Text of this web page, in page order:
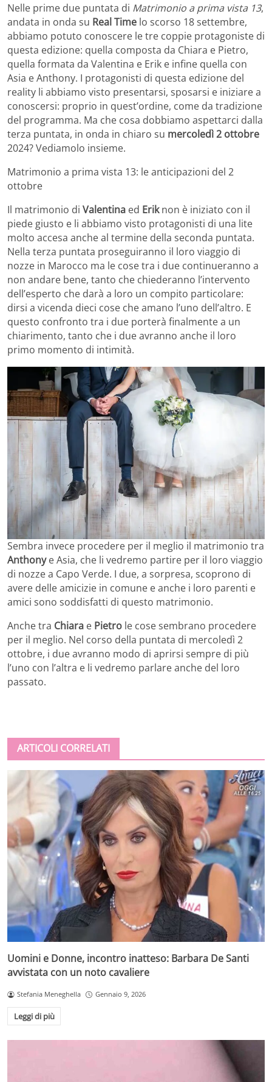
Nelle prime due puntata di Matrimonio a prima vista 13,
andata in onda su Real Time lo scorso 18 settembre,
abbiamo potuto conoscere le tre coppie protagoniste di
questa edizione: quella composta da Chiara e Pietro,
quella formata da Valentina e Erik e infine quella con
Asia e Anthony. I protagonisti di questa edizione del
reality li abbiamo visto presentarsi, sposarsi e iniziare a
conoscersi: proprio in quest’ordine, come da tradizione
del programma. Ma che cosa dobbiamo aspettarci dalla
terza puntata, in onda in chiaro su mercoledì 2 ottobre
2024? Vediamolo insieme.
Matrimonio a prima vista 13: le anticipazioni del 2
ottobre
Il matrimonio di Valentina ed Eriknon è iniziato con il
piede giusto e li abbiamo visto protagonisti di una lite
molto accesa anche al termine della seconda puntata.
Nella terza puntata proseguiranno il loro viaggio di
nozze in Marocco ma le cose tra i due continueranno a
non andare bene, tanto che chiederanno l’intervento
dell’esperto che darà a loro un compito particolare:
dirsi a vicenda dieci cose che amano l’uno dell’altro. E
questo confronto tra i due porterà finalmente a un
chiarimento, tanto che i due avranno anche il loro
primo momento di intimità.
Sembra invece procedere per il meglio il matrimonio tra
Anthonye Asia, che li vedremo partire per il loro viaggio
di nozze a Capo Verde. I due, a sorpresa, scoprono di
avere delle amicizie in comune e anche i loro parenti e
amici sono soddisfatti di questo matrimonio.
Anche tra Chiara e Pietro le cose sembrano procedere
per il meglio. Nel corso della puntata di mercoledì 2
ottobre, i due avranno modo di aprirsi sempre di più
l’uno con l’altra e li vedremo parlare anche del loro
passato.
ARTICOLI CORRELATI
Uomini e Donne, incontro inatteso: Barbara De Santi
avvistata con un noto cavaliere
Stefania Meneghella Gennaio 9, 2026
Leggi di più